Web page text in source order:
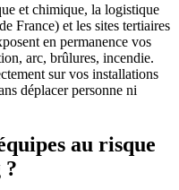
et chimique, la logistique
France) et les sites tertiaires
en permanence vos
arc, brûlures, incendie.
sur vos installations
déplacer personne ni
au risque
?